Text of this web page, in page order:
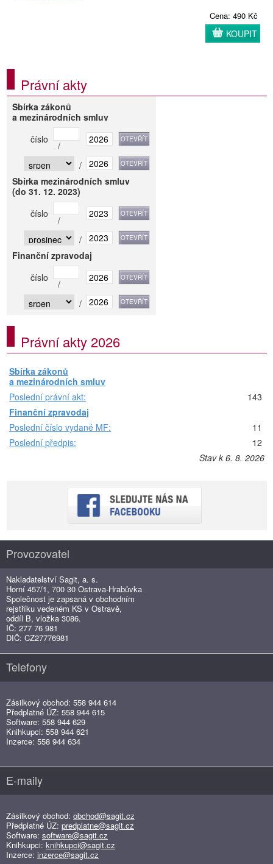
Cena: 490 Kč
KOUPIT
Právní akty
Sbírka zákonů
a mezinárodních smluv
číslo
/
/
Sbírka mezinárodních smluv
(do 31. 12. 2023)
číslo
/
/
Finanční zpravodaj
číslo
/
/
Právní akty 2026
Sbírka zákonů
a mezinárodních smluv
Poslední právní akt:
143
Finanční zpravodaj
Poslední číslo vydané MF:
11
Poslední předpis:
12
Stav k 6. 8. 2026
Provozovatel
Nakladatelství Sagit, a. s.
Horní 457/1, 700 30 Ostrava-Hrabůvka
Společnost je zapsaná v obchodním
rejstříku vedeném KS v Ostravě,
oddíl B, vložka 3086.
IČ: 277 76 981
DIČ: CZ27776981
Telefony
Zásilkový obchod: 558 944 614
Předplatné ÚZ: 558 944 615
Software: 558 944 629
Knihkupci: 558 944 621
Inzerce: 558 944 634
E-maily
Zásilkový obchod: obchod@sagit.cz
Předplatné ÚZ: predplatne@sagit.cz
Software: software@sagit.cz
Knihkupci: knihkupci@sagit.cz
Inzerce: inzerce@sagit.cz